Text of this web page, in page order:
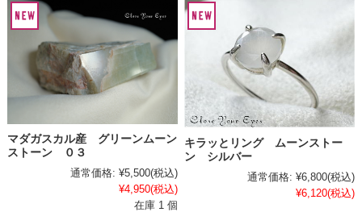
マダガスカル産 グリーンムーン
ストーン ０３
通常価格: ¥5,500(税込)
¥4,950(税込)
在庫 1 個
キラッとリング ムーンストー
ン シルバー
通常価格: ¥6,800(税込)
¥6,120(税込)